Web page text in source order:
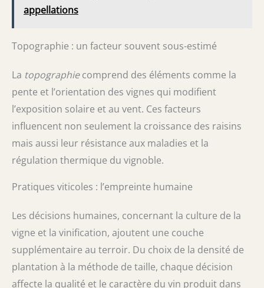
appellations
Topographie : un facteur souvent sous-estimé
La topographiecomprend des éléments comme la
pente et l’orientation des vignes qui modifient
l’exposition solaire et au vent. Ces facteurs
influencent non seulement la croissance des raisins
mais aussi leur résistance aux maladies et la
régulation thermique du vignoble.
Pratiques viticoles : l’empreinte humaine
Les décisions humaines, concernant la culture de la
vigne et la vinification, ajoutent une couche
supplémentaire au terroir. Du choix de la densité de
plantation à la méthode de taille, chaque décision
affecte la qualité et le caractère du vin produit dans